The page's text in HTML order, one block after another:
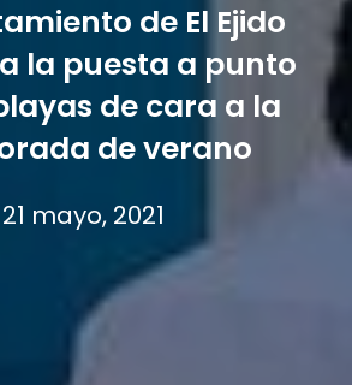
de El Ejido
la puesta a punto
de cara a la
de verano
21 mayo, 2021